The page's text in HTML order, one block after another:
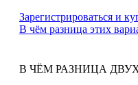
Зарегистрироваться и
В чём разница этих
В ЧЁМ РАЗНИЦА